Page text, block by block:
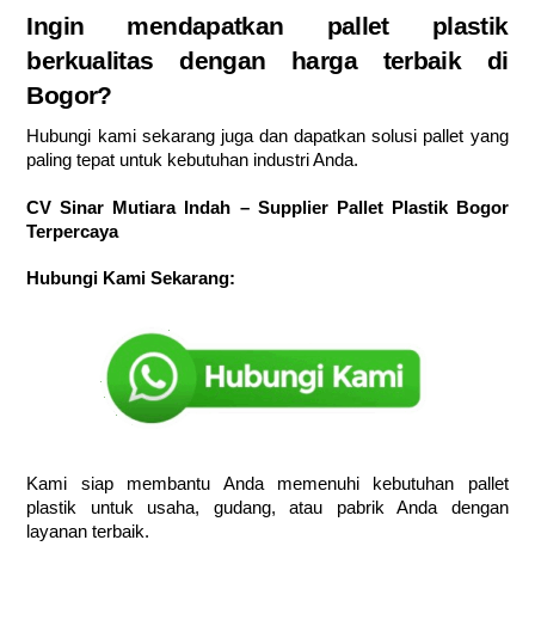
Ingin mendapatkan pallet plastik
berkualitas dengan harga terbaik di
Bogor?
Hubungi kami sekarang juga dan dapatkan solusi pallet yang
paling tepat untuk kebutuhan industri Anda.
CV Sinar Mutiara Indah – Supplier Pallet Plastik Bogor
Terpercaya
Hubungi Kami Sekarang:
Kami siap membantu Anda memenuhi kebutuhan pallet
plastik untuk usaha, gudang, atau pabrik Anda dengan
layanan terbaik.